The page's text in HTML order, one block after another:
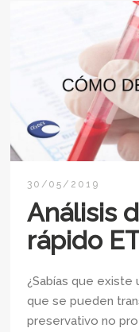
30/05/2019
Análisis
rápido
¿Sabías que
que se pueden
preservativo no